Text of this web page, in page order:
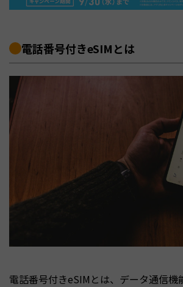
電話番号付きeSIMとは
電話番号付きeSIMとは、データ通信機